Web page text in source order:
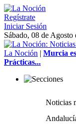
Regístrate
Iniciar Sesión
Sábado, 08 de
La Noción | Murcia
Prácticas...
Noticias